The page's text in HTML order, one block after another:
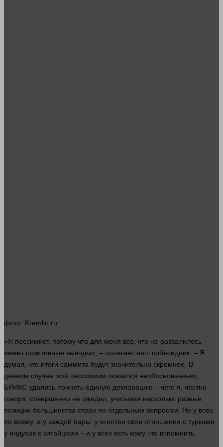
фото: Kremlin.ru.
«Я пессимист, потому что для меня все, что не развалилось –
имеет позитивные выводы», – полагает наш собеседник. – Я
думал , что итоги саммита будут значительно скромнее. В
данном случае мой пессимизм оказался необоснованным,
БРИКС удалось принять единую декларацию – чего я, честно
говоря, совершенно не ожидал, учитывая насколько разные
позиции большинства стран по отдельным вопросам. Не у всех
по всему, а у каждой пары: у египтян свои отношения с турками,
у индусов с китайцами – и у всех есть кому что вспомнить.